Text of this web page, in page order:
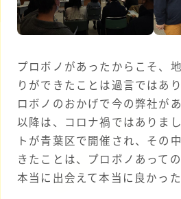
プロボノがあったからこそ、
りができたことは過言ではあ
ロボノのおかげで今の弊社が
以降は、コロナ禍ではありま
トが青葉区で開催され、その
きたことは、プロボノあって
本当に出会えて本当に良かった